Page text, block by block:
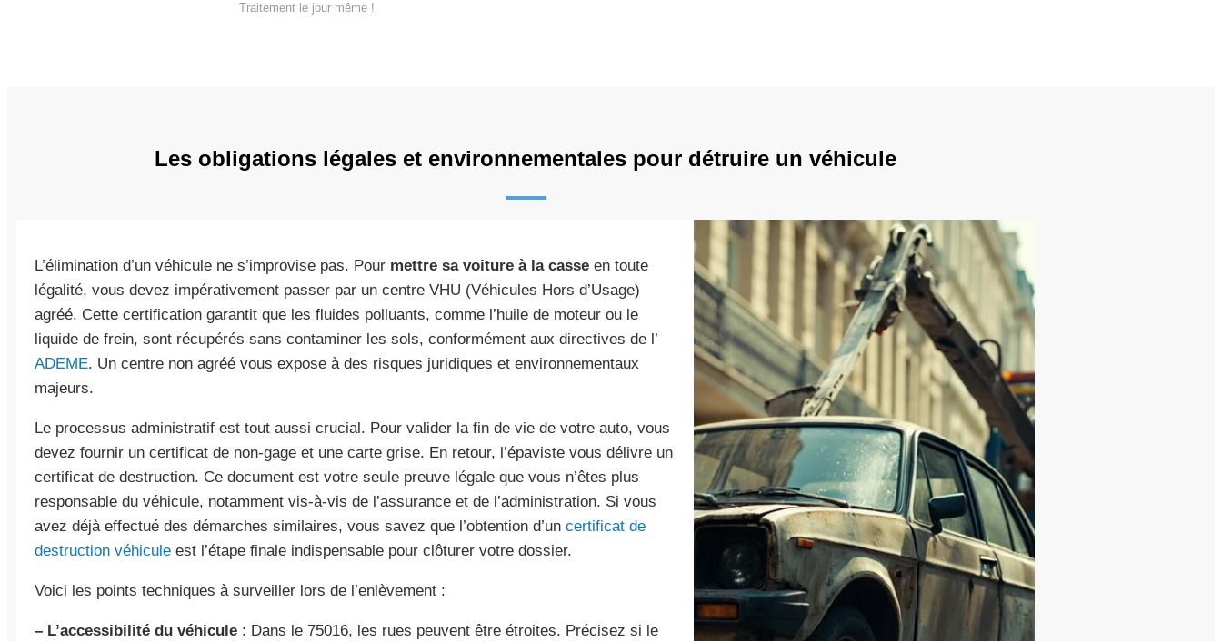
Traitement le jour même !
Les obligations légales et environnementales pour détruire un véhicule
L’élimination d’un véhicule ne s’improvise pas. Pour mettre sa voiture à la casse en toute
légalité, vous devez impérativement passer par un centre VHU (Véhicules Hors d’Usage)
agréé. Cette certification garantit que les fluides polluants, comme l’huile de moteur ou le
liquide de frein, sont récupérés sans contaminer les sols, conformément aux directives de l’
ADEME. Un centre non agréé vous expose à des risques juridiques et environnementaux
majeurs.
Le processus administratif est tout aussi crucial. Pour valider la fin de vie de votre auto, vous
devez fournir un certificat de non-gage et une carte grise. En retour, l’épaviste vous délivre un
certificat de destruction. Ce document est votre seule preuve légale que vous n’êtes plus
responsable du véhicule, notamment vis-à-vis de l’assurance et de l’administration. Si vous
avez déjà effectué des démarches similaires, vous savez que l’obtention d’un certificat de
destruction véhicule est l’étape finale indispensable pour clôturer votre dossier.
Voici les points techniques à surveiller lors de l’enlèvement :
– L’accessibilité du véhicule : Dans le 75016, les rues peuvent être étroites. Précisez si le